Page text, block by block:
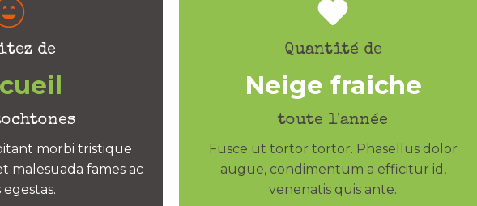
de
morbi tristique
malesuada fames ac
Quantité de
Neige fraiche
toute l'année
Fusce ut tortor tortor. Phasellus dolor
augue, condimentum a efficitur id,
venenatis quis ante.